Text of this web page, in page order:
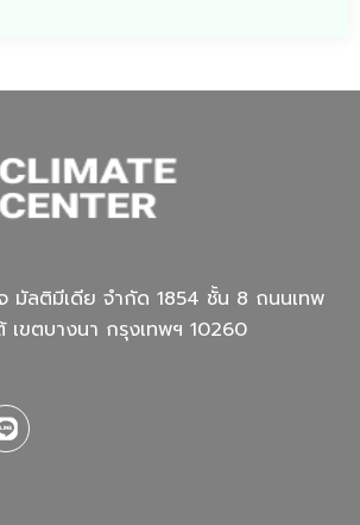
มัลติมีเดีย จํากัด 1854 ชั้น 8 ถนนเทพ
เขตบางนา กรุงเทพฯ 10260